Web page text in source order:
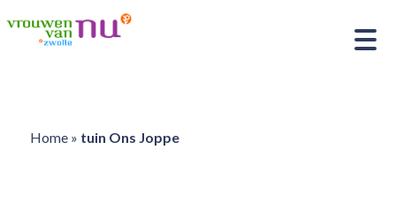
Home» tuin Ons Joppe